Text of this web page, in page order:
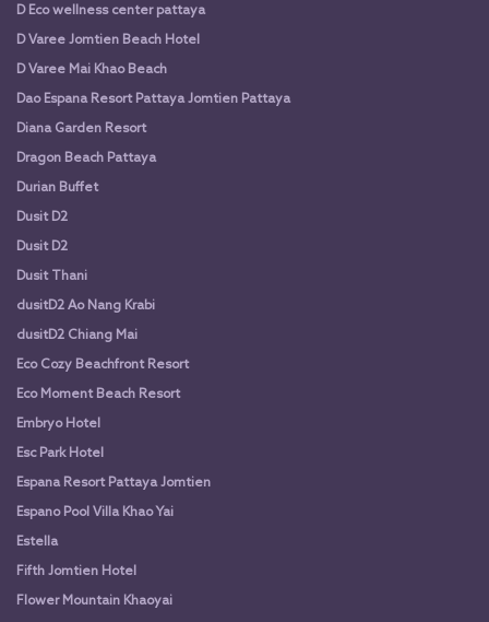
D Eco wellness center pattaya
D Varee Jomtien Beach Hotel
D Varee Mai Khao Beach
Dao Espana Resort Pattaya Jomtien Pattaya
Diana Garden Resort
Dragon Beach Pattaya
Durian Buffet
Dusit D2
Dusit D2
Dusit Thani
dusitD2 Ao Nang Krabi
dusitD2 Chiang Mai
Eco Cozy Beachfront Resort
Eco Moment Beach Resort
Embryo Hotel
Esc Park Hotel
Espana Resort Pattaya Jomtien
Espano Pool Villa Khao Yai
Estella
Fifth Jomtien Hotel
Flower Mountain Khaoyai